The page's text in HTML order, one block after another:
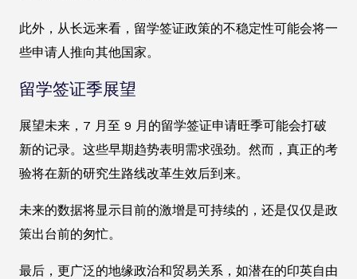
此外，从长远来看，留学签证政策的不稳定性可能会将一
些申请人推向其他国家。
留学签证季展望
展望未来，7 月至 9 月的留学签证申请旺季可能会打破
新的记录。这些早期趋势表明需求强劲。然而，真正的考
验将在新的研究生路线改革生效后到来。
未来的数据将显示目前的激增是可持续的，还是仅仅是政
策出台前的匆忙。
最后，更广泛的地缘政治和贸易关系，如潜在的印英自由